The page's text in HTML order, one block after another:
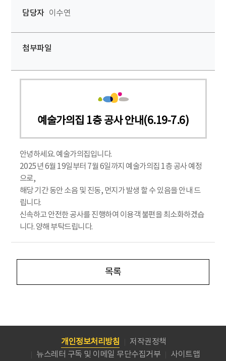
담당자 이수연
첨부파일
예술가의집 1층 공사 안내(6.19-7.6)
안녕하세요. 예술가의집입니다.
2025년 6월 19일부터 7월 6일까지 예술가의집 1층 공사 예정
으로,
해당 기간 동안 소음 및 진동, 먼지가 발생 할 수 있음을 안내 드
립니다.
신속하고 안전한 공사를 진행하여 이용객 불편을 최소화하겠습
니다. 양해 부탁드립니다.
목록
개인정보처리방침
저작권정책
뉴스레터 구독 및 이메일 무단수집거부
사이트맵